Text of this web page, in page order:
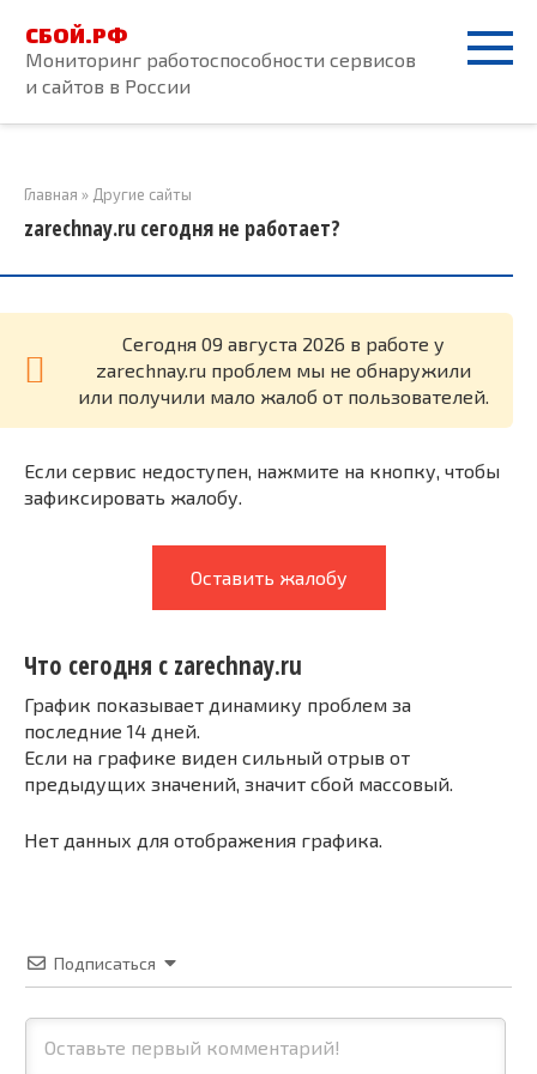
контенту
СБОЙ.РФ
Мониторинг работоспособности сервисов
и сайтов в России
Главная » Другие сайты
zarechnay.ru сегодня не работает?
Cегодня 09 августа 2026 в работе у
zarechnay.ru проблем мы не обнаружили
или получили мало жалоб от пользователей.
Если сервис недоступен, нажмите на кнопку, чтобы
зафиксировать жалобу.
Оставить жалобу
Что сегодня с zarechnay.ru
График показывает динамику проблем за
последние 14 дней.
Если на графике виден сильный отрыв от
предыдущих значений, значит сбой массовый.
Нет данных для отображения графика.
Подписаться